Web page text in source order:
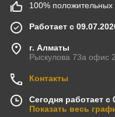
100% положительных
Работает с
г. Алматы
Рыскулова 73а офис
Контакты
Сегодня работает с
Показать весь